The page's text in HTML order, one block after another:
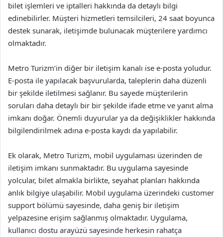
bilet işlemleri ve iptalleri hakkında da detaylı bilgi
edinebilirler. Müşteri hizmetleri temsilcileri, 24 saat boyunca
destek sunarak, iletişimde bulunacak müşterilere yardımcı
olmaktadır.
Metro Turizm’in diğer bir iletişim kanalı ise e-posta yoludur.
E-posta ile yapılacak başvurularda, taleplerin daha düzenli
bir şekilde iletilmesi sağlanır. Bu sayede müşterilerin
soruları daha detaylı bir bir şekilde ifade etme ve yanıt alma
imkanı doğar. Önemli duyurular ya da değişiklikler hakkında
bilgilendirilmek adına e-posta kaydı da yapılabilir.
Ek olarak, Metro Turizm, mobil uygulaması üzerinden de
iletişim imkanı sunmaktadır. Bu uygulama sayesinde
yolcular, bilet almakla birlikte, seyahat planları hakkında
anlık bilgiye ulaşabilir. Mobil uygulama üzerindeki customer
support bölümü sayesinde, daha geniş bir iletişim
yelpazesine erişim sağlanmış olmaktadır. Uygulama,
kullanıcı dostu arayüzü sayesinde herkesin rahatça